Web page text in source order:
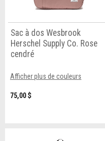
Sac à dos Wesbrook
Herschel Supply Co. Rose
cendré
Afficher plus de couleurs
75,00 $